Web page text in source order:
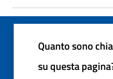
Quanto sono
su questa